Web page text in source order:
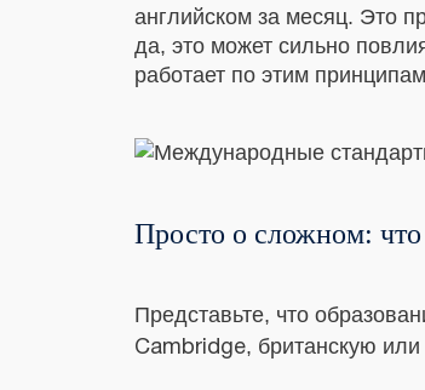
английском за месяц. Это
да, это может сильно
работает по этим
Просто о сложном: что
Представьте, что
Cambridge, британскую
Москва, Сокольники
УЗНАТЬ ПОДРОБНЕЕ